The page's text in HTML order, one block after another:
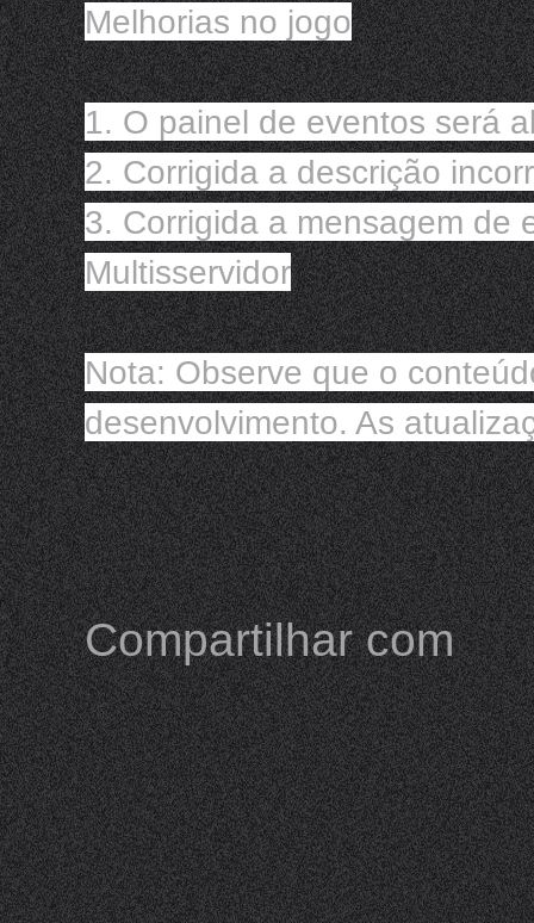
Melhorias no jogo
1. O painel de eventos será
2. Corrigida a descrição
3. Corrigida a mensagem de
Multisservidor
Nota: Observe que o
desenvolvimento. As
Compartilhar com